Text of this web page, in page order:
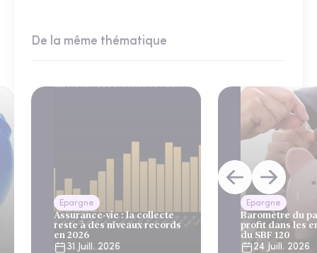
De la même thématique
Epargne
Assurance-vie : la collecte
reste à des niveaux records
en 2026
31 Juill. 2026
Epargne
Baromètre du
profit dans les
du SBF 120
24 Juill. 2026